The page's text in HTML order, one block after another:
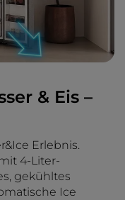
& Eis –
Erlebnis.
4-Liter-
gekühltes
Ice